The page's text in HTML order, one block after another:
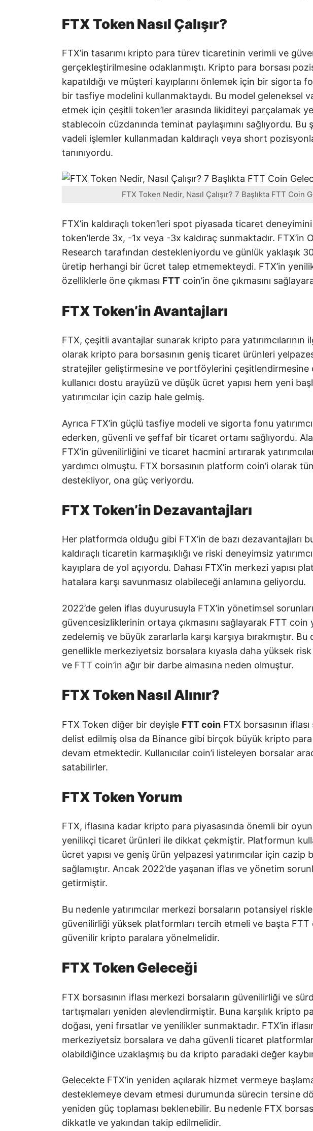
FTX Token Nasıl Çalışır?
FTX’in tasarımı kripto para türev ticaretinin verimli ve
gerçekleştirilmesine odaklanmıştı. Kripto para borsası
kapatıldığı ve müşteri kayıplarını önlemek için bir sigorta
bir tasfiye modelini kullanmaktaydı. Bu model geleneksel
etmek için çeşitli token’ler arasında likiditeyi parçalamak
stablecoin cüzdanında teminat paylaşımını sağlıyordu. Bu
vadeli işlemler kullanmadan kaldıraçlı veya short
tanınıyordu.
FTX Token Nedir, Nasıl Çalışır? 7 Başlıkta FTT Coin
FTX’in kaldıraçlı token’leri spot piyasada ticaret
token’lerde 3x, -1x veya -3x kaldıraç sunmaktadır. FTX’in
Research tarafından destekleniyordu ve günlük yaklaşık
üretip herhangi bir ücret talep etmemekteydi. FTX’in
özelliklerle öne çıkması FTT coin’in öne çıkmasını
FTX Token’in Avantajları
FTX, çeşitli avantajlar sunarak kripto para yatırımcılarının
olarak kripto para borsasının geniş ticaret ürünleri
stratejiler geliştirmesine ve portföylerini çeşitlendirmesine
kullanıcı dostu arayüzü ve düşük ücret yapısı hem yeni
yatırımcılar için cazip hale gelmiş.
Ayrıca FTX’in güçlü tasfiye modeli ve sigorta fonu
ederken, güvenli ve şeffaf bir ticaret ortamı sağlıyordu.
FTX’in güvenilirliğini ve ticaret hacmini artırarak
yardımcı olmuştu. FTX borsasının platform coin’i olarak
destekliyor, ona güç veriyordu.
FTX Token’in Dezavantajları
Her platformda olduğu gibi FTX’in de bazı dezavantajları
kaldıraçlı ticaretin karmaşıklığı ve riski deneyimsiz
kayıplara de yol açıyordu. Dahası FTX’in merkezi yapısı
hatalara karşı savunmasız olabileceği anlamına geliyordu.
2022’de gelen iflas duyurusuyla FTX’in yönetimsel
güvencesizliklerinin ortaya çıkmasını sağlayarak FTT coin
zedelemiş ve büyük zararlarla karşı karşıya bırakmıştır.
genellikle merkeziyetsiz borsalara kıyasla daha yüksek risk
ve FTT coin’in ağır bir darbe almasına neden olmuştur.
FTX Token Nasıl Alınır?
FTX Token diğer bir deyişle FTT coin FTX borsasının
delist edilmiş olsa da Binance gibi birçok büyük kripto para
devam etmektedir. Kullanıcılar coin’i listeleyen borsalar
satabilirler.
FTX Token Yorum
FTX, iflasına kadar kripto para piyasasında önemli bir
yenilikçi ticaret ürünleri ile dikkat çekmiştir. Platformun
ücret yapısı ve geniş ürün yelpazesi yatırımcılar için
sağlamıştır. Ancak 2022’de yaşanan iflas ve yönetim
getirmiştir.
Bu nedenle yatırımcılar merkezi borsaların potansiyel
güvenilirliği yüksek platformları tercih etmeli ve başta
güvenilir kripto paralara yönelmelidir.
FTX Token Geleceği
FTX borsasının iflası merkezi borsaların güvenilirliği ve
tartışmaları yeniden alevlendirmiştir. Buna karşılık kripto
doğası, yeni fırsatlar ve yenilikler sunmaktadır. FTX’in
merkeziyetsiz borsalara ve daha güvenli ticaret
olabildiğince uzaklaşmış bu da kripto paradaki değer
Gelecekte FTX’in yeniden açılarak hizmet vermeye
desteklemeye devam etmesi durumunda sürecin tersine
yeniden güç toplaması beklenebilir. Bu nedenle FTX
dikkatle ve yakından takip edilmelidir.